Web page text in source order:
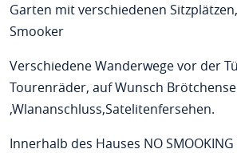
Garten mit verschiedenen
Smooker
Verschiedene Wanderwege vor der
Tourenräder, auf Wunsch
,Wlananschluss,Satelitenfersehen.
Innerhalb des Hauses NO